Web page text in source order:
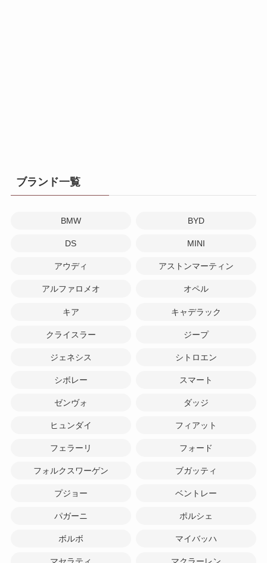
ブランド一覧
BMW BYD
DS MINI
アウディ アストンマーティン
アルファロメオ オペル
キア キャデラック
クライスラー ジープ
ジェネシス シトロエン
シボレー スマート
ゼンヴォ ダッジ
ヒュンダイ フィアット
フェラーリ フォード
フォルクスワーゲン ブガッティ
プジョー ベントレー
パガーニ ポルシェ
ボルボ マイバッハ